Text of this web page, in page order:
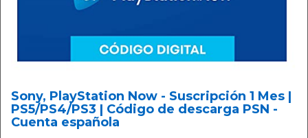
Sony, PlayStation Now - Suscripción 1 Mes |
PS5/PS4/PS3 | Código de descarga PSN -
Cuenta española